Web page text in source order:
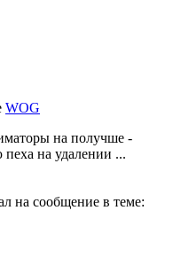
WOG
на получше -
пеха на удалении ...
на сообщение в теме: